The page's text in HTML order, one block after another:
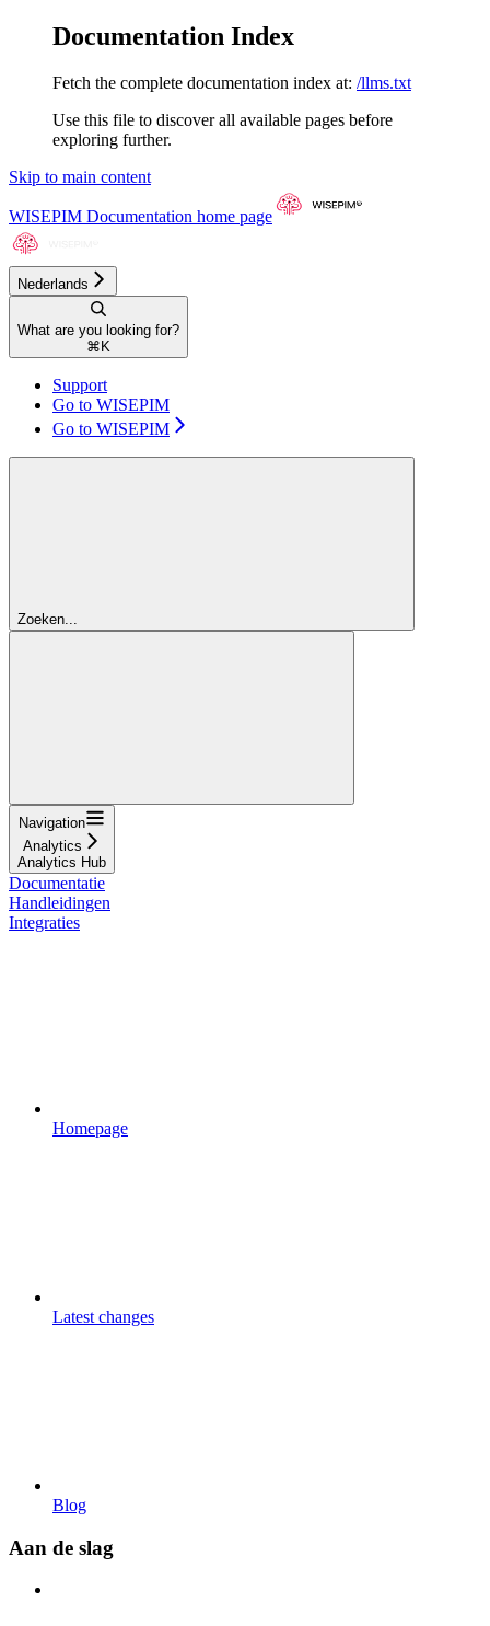
Documentation Index
Fetch the complete documentation index at: /llms.txt
Use this file to discover all available pages before
exploring further.
Skip to main content
WISEPIM Documentation home page
Nederlands
What are you looking for?
⌘ K
Support
Go to WISEPIM
Go to WISEPIM
Zoeken...
Navigation
Analytics
Analytics Hub
Documentatie
Handleidingen
Integraties
Homepage
Latest changes
Blog
Aan de slag